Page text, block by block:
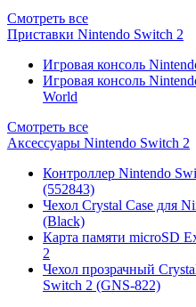
Смотреть все
Приставки Nintendo Switch 2
Игровая консоль
Игровая консоль
World
Смотреть все
Аксессуары Nintendo Switch 2
Контроллер Nintendo
(552843)
Чехол Сrystal Сase для
(Black)
Карта памяти microSD
2
Чехол прозрачный
Switch 2 (GNS-822)